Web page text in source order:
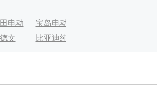
电动 宝岛电动
车
文 比亚迪纯